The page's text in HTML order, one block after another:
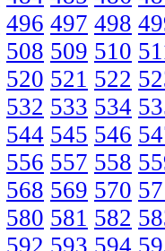
496 497 498
508 509 510
520 521 522
532 533 534
544 545 546
556 557 558
568 569 570
580 581 582
592 593 594